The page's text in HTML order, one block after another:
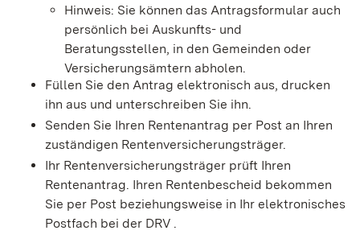
Hinweis: Sie können das Antragsformular auch
persönlich bei Auskunfts-­ und
Beratungsstellen, in den Gemeinden oder
Versicherungsämtern abholen.
Füllen Sie den Antrag elektronisch aus, drucken
ihn aus und unterschreiben Sie ihn.
Senden Sie Ihren Rentenantrag per Post an Ihren
zuständigen Rentenversicherungsträger.
Ihr Rentenversicherungsträger prüft Ihren
Rentenantrag. Ihren Rentenbescheid bekommen
Sie per Post beziehungsweise in Ihr elektronisches
Postfach bei der DRV .